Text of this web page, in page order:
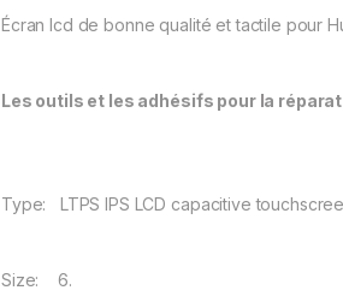
Écran lcd de bonne qualité et tactile pour
Les outils et les adhésifs pour la
Type: LTPS IPS LCD capacitive
Size: 6.